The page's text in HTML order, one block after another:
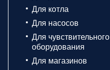
Для котла
Для насосов
Для чувствительного
оборудования
Для магазинов